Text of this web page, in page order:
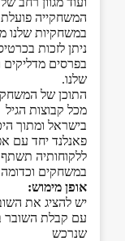
המשחקייה פועלת
במשחקיות שלנו
ניתן לזכות
בפרסים מדליקים
שלנו.
התוכן של
מכל קבוצות
בישראל ומתוך
ללקוחותיה
במשחקים
אופן מימוש:
יש להציג את
עם קבלת השובר
שנרכש